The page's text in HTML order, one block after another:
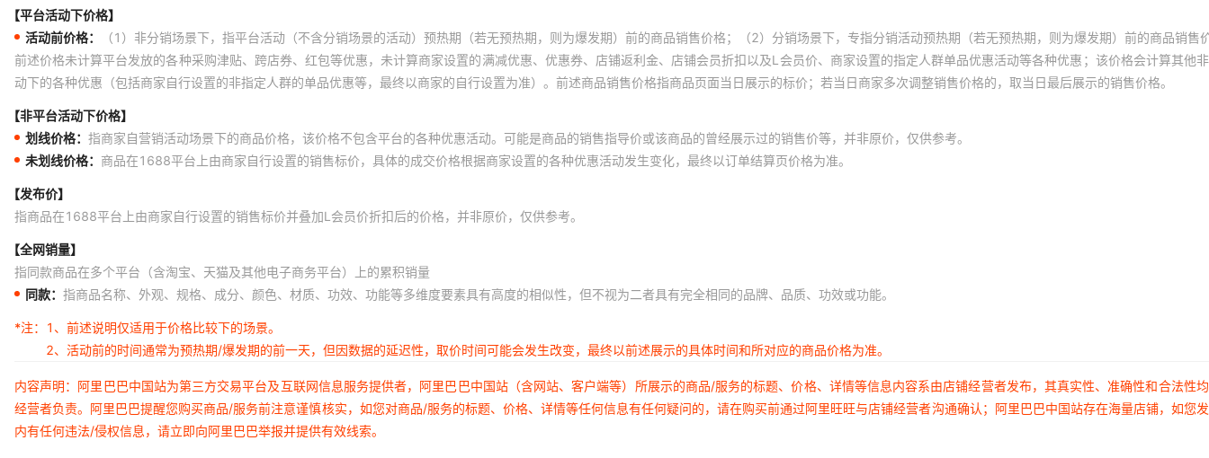
【平台活动下价格】
活动前价格：
（1）非分销场景下，指平台活动（不含分销场景的活动）预热期（若无预热期，则为爆发期）前的商品销售价格；（2）分销场景下，专指分销活动预热期（若无预热期，则为爆发期）前的商品销售
前述价格未计算平台发放的各种采购津贴、跨店券、红包等优惠，未计算商家设置的满减优惠、优惠券、店铺返利金、店铺会员折扣以及L会员价、商家设置的指定人群单品优惠活动等各种优惠；该价格会计算其他
动下的各种优惠（包括商家自行设置的非指定人群的单品优惠等，最终以商家的自行设置为准）。前述商品销售价格指商品页面当日展示的标价；若当日商家多次调整销售价格的，取当日最后展示的销售价格。
【非平台活动下价格】
划线价格： 指商家自营销活动场景下的商品价格，该价格不包含平台的各种优惠活动。可能是商品的销售指导价或该商品的曾经展示过的销售价等，并非原价，仅供参考。
未划线价格： 商品在1688平台上由商家自行设置的销售标价，具体的成交价格根据商家设置的各种优惠活动发生变化，最终以订单结算页价格为准。
【发布价】
指商品在1688平台上由商家自行设置的销售标价并叠加L会员价折扣后的价格，并非原价，仅供参考。
【全网销量】
指同款商品在多个平台（含淘宝、天猫及其他电子商务平台）上的累积销量
同款： 指商品名称、外观、规格、成分、颜色、材质、功效、功能等多维度要素具有高度的相似性，但不视为二者具有完全相同的品牌、品质、功效或功能。
*注：
1、前述说明仅适用于价格比较下的场景。
2、活动前的时间通常为预热期/爆发期的前一天，但因数据的延迟性，取价时间可能会发生改变，最终以前述展示的具体时间和所对应的商品价格为准。
内容声明：阿里巴巴中国站为第三方交易平台及互联网信息服务提供者，阿里巴巴中国站（含网站、客户端等）所展示的商品/服务的标题、价格、详情等信息内容系由店铺经营者发布，其真实性、准确性和合法性
经营者负责。阿里巴巴提醒您购买商品/服务前注意谨慎核实，如您对商品/服务的标题、价格、详情等任何信息有任何疑问的，请在购买前通过阿里旺旺与店铺经营者沟通确认；阿里巴巴中国站存在海量店铺，如您
内有任何违法/侵权信息，请立即向阿里巴巴举报并提供有效线索。